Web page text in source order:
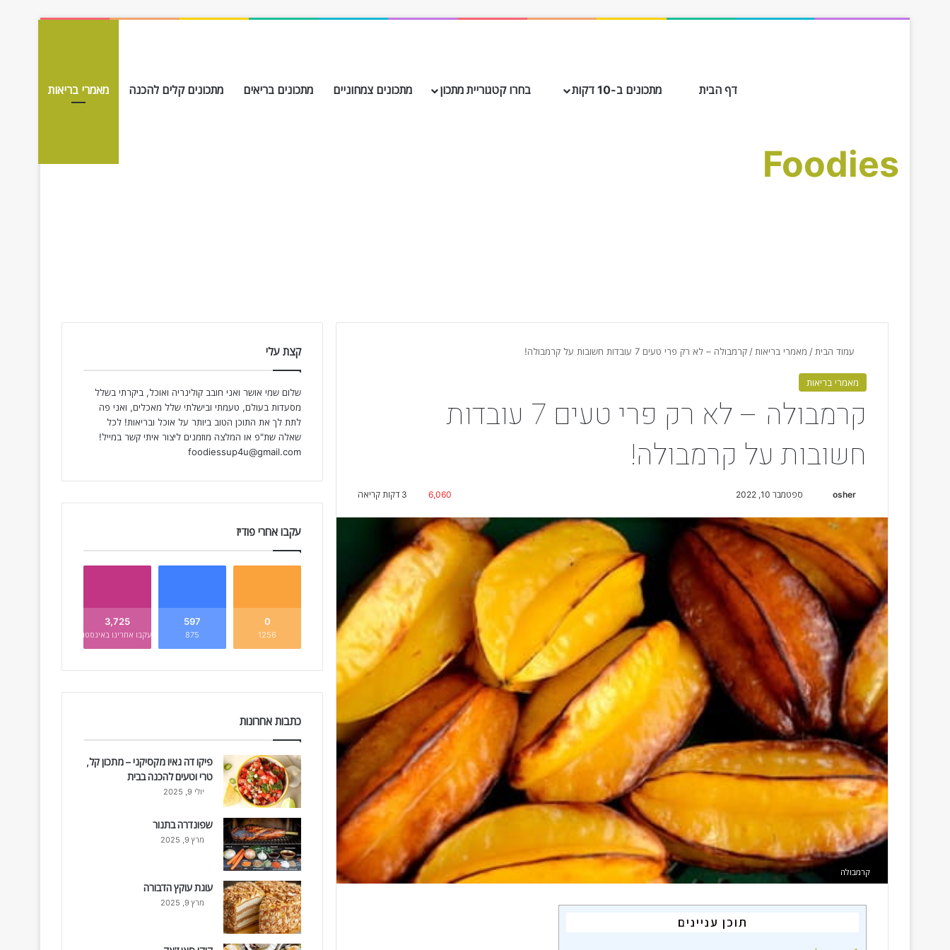
Foodies
דף הבית מתכונים ב-10 דקות בחרו קטגוריית מתכון מתכונים צמחוניים מתכונים בריאים מתכונים קלים להכנה מאמרי בריאות
עמוד הבית / מאמרי בריאות / קרמבולה – לא רק פרי טעים 7 עובדות חשובות על קרמבולה!
מאמרי בריאות
קרמבולה – לא רק פרי טעים 7 עובדות
חשובות על קרמבולה!
osher
d
e
m
a
i
l
ספטמבר 10, 2022 6,060
קרמבולה
תוכן עניינים
קצת עלי
שלום שמי אושר ואני חובב קולינריה ואוכל, ביקרתי בשלל
מסעדות בעולם, טעמתי ובישלתי שלל מאכלים, ואני פה
לתת לך את התוכן הטוב ביותר על אוכל ובריאות! לכל
שאלה שת"פ או המלצה מוזמנים ליצור איתי קשר במייל!
foodiessup4u@gmail.com
עקבו אחרי פודיז
0
1256
597
875
3,725
עקבו אחרינו באינסטגרם
כתבות אחרונות
פיקו דה גאיו מקסיקני – מתכון קל,
טרי וטעים להכנה בבית
יולי 9, 2025
שפונדרה בתנור
מרץ 9, 2025
עוגת עוקץ הדבורה
מרץ 9, 2025